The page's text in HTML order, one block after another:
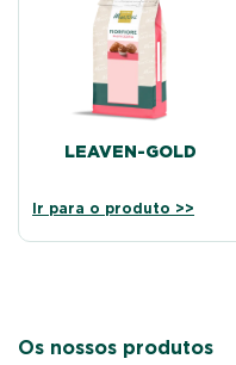
LEAVEN-GOLD
Ir para o produto >>
Os nossos produtos